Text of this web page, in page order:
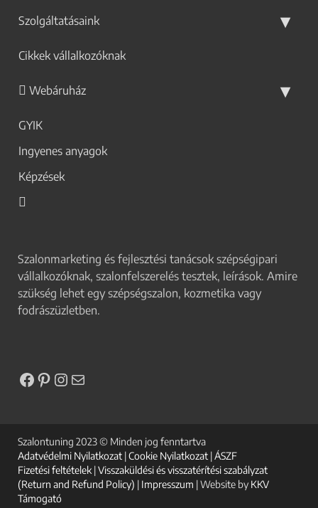
Szolgáltatásaink
Cikkek vállalkozóknak
Webáruház
GYIK
Ingyenes anyagok
Képzések
Szalonmarketing és fejlesztési tanácsok szépségipari
vállalkozóknak, szalonfelszerelés tesztek, leírások. Amire
szükség lehet egy szépségszalon, kozmetika vagy
fodrászüzletben.
Szalontuning 2023 © Minden jog fenntartva
Adatvédelmi Nyilatkozat |Cookie Nyilatkozat |ÁSZF
Fizetési feltételek |Visszaküldési és visszatérítési szabályzat
(Return and Refund Policy) | Impresszum | Website by KKV
Támogató